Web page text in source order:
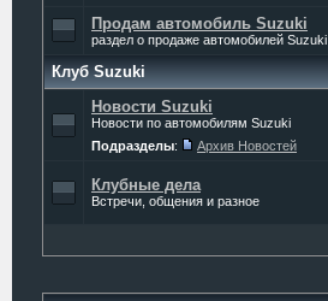
Продам автомобиль Suzuki
раздел о продаже автомобилей Suzuki
Клуб Suzuki
Новости Suzuki
Новости по автомобилям Suzuki
Подразделы: Архив Новостей
Клубные дела
Встречи, общения и разное